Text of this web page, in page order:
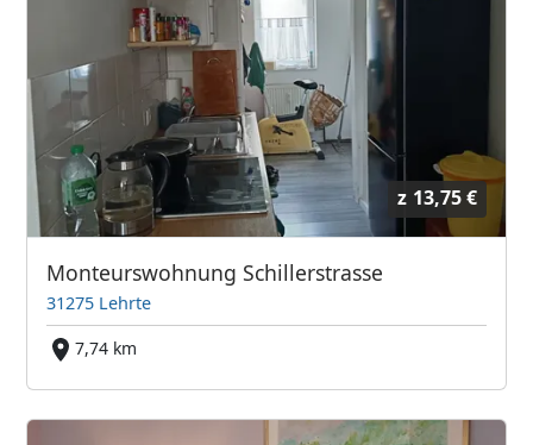
z 13,75 €
Monteurswohnung Schillerstrasse
31275 Lehrte
7,74 km